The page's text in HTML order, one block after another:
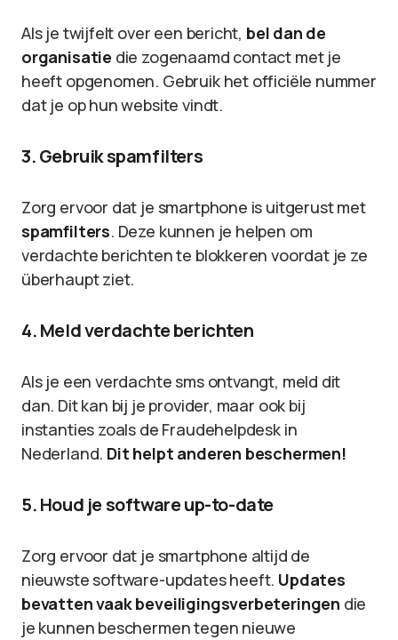
Als je twijfelt over een bericht, bel dan de
organisatie die zogenaamd contact met je
heeft opgenomen. Gebruik het officiële nummer
dat je op hun website vindt.
3. Gebruik spamfilters
Zorg ervoor dat je smartphone is uitgerust met
spamfilters. Deze kunnen je helpen om
verdachte berichten te blokkeren voordat je ze
überhaupt ziet.
4. Meld verdachte berichten
Als je een verdachte sms ontvangt, meld dit
dan. Dit kan bij je provider, maar ook bij
instanties zoals de Fraudehelpdesk in
Nederland. Dit helpt anderen beschermen!
5. Houd je software up-to-date
Zorg ervoor dat je smartphone altijd de
nieuwste software-updates heeft. Updates
bevatten vaak beveiligingsverbeteringen die
je kunnen beschermen tegen nieuwe